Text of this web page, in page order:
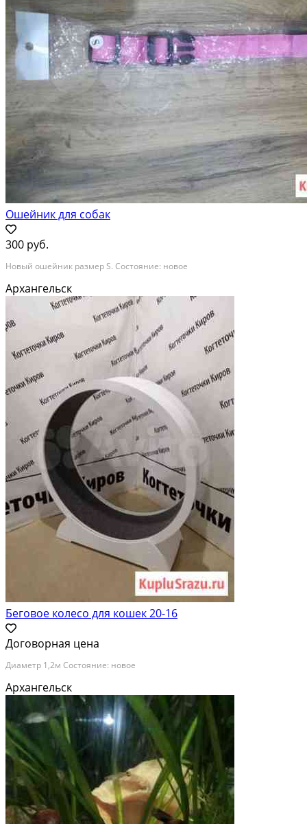
Ошейник для собак
300 руб.
Новый ошейник размер S. Состояние: новое
Архангельск
Беговое колесо для кошек 20-16
Договорная цена
Диаметр 1,2м Состояние: новое
Архангельск